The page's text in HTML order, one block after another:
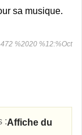
sa musique.
%2020 %12:%Oct
:Affiche du